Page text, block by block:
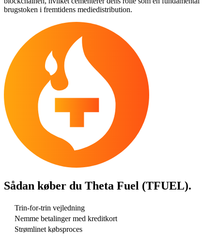
brugstoken i fremtidens mediedistribution.
Sådan køber du Theta Fuel (TFUEL).
Trin-for-trin vejledning
Nemme betalinger med kreditkort
Strømlinet købsproces